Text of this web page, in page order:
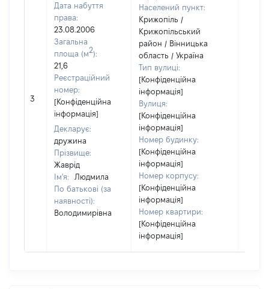
3
Дата набуття
права:
23.08.2006
Загальна
площа (м2):
21,6
Реєстраційний
номер:
[Конфіденційна
інформація]
Декларує:
дружина
Прізвище:
Жаврід
Ім'я:
Людмила
По батькові (за
наявності):
Володимирівна
Населений пункт:
Крижопіль /
Крижопільський
район / Вінницька
область / Україна
Тип вулиці:
[Конфіденційна
інформація]
Вулиця:
[Конфіденційна
інформація]
Номер будинку:
[Конфіденційна
інформація]
Номер корпусу:
[Конфіденційна
інформація]
Номер квартири:
[Конфіденційна
інформація]